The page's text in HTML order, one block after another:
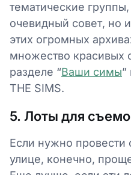
тематические
очевидный совет, но
этих огромных
множество красивых
разделе “Ваши симы
THE SIMS.
5. Лоты для
Если нужно
улице, конечно,